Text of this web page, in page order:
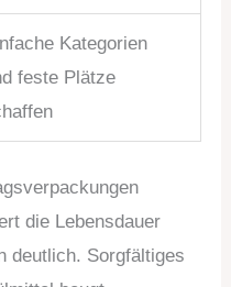
Kategorien
feste Plätze
die Lebensdauer
deutlich. Sorgfältiges